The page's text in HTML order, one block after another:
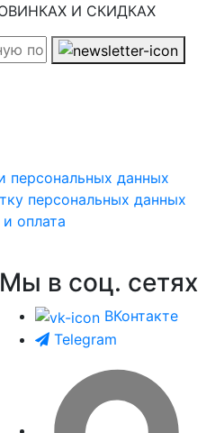
И СКИДКАХ
персональных данных
персональных данных
оплата
Мы в соц. сетях
ВКонтакте
Telegram